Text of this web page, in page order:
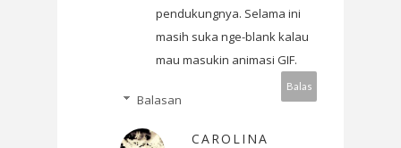
pendukungnya. Selama ini
masih suka nge-blank kalau
mau masukin animasi GIF.
Balas
Balasan
CAROLINA